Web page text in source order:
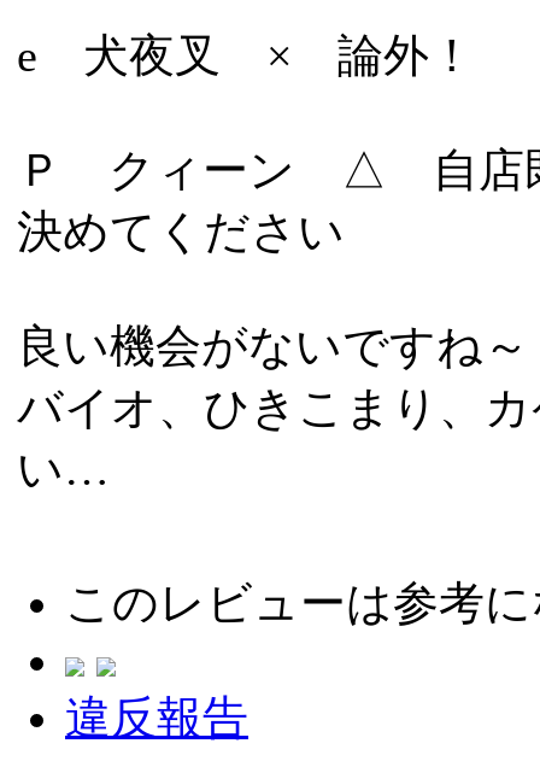
e 犬夜叉 × 論外！
Ｐ クィーン △ 自店既
決めてください
良い機会がないですね～
バイオ、ひきこまり、
い…
このレビューは参考
違反報告